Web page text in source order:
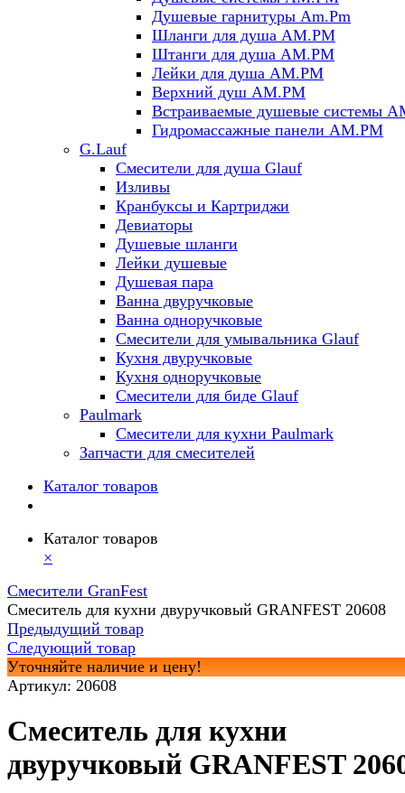
Душевые гарнитуры Am.Pm
Шланги для душа AM.PM
Штанги для душа AM.PM
Лейки для душа AM.PM
Верхний душ AM.PM
Встраиваемые душевые системы
Гидромассажные панели AM.PM
G.Lauf
Смесители для душа Glauf
Изливы
Кранбуксы и Картриджи
Девиаторы
Душевые шланги
Лейки душевые
Душевая пара
Ванна двуручковые
Ванна одноручковые
Смесители для умывальника Glauf
Кухня двуручковые
Кухня одноручковые
Смесители для биде Glauf
Paulmark
Смесители для кухни Paulmark
Запчасти для смесителей
Каталог товаров
Каталог товаров
×
Смесители GranFest
Смеситель для кухни двуручковый GRANFEST 20608
Предыдущий товар
Следующий товар
Уточняйте наличие и цену!
Артикул: 20608
Смеситель для кухни
двуручковый GRANFEST